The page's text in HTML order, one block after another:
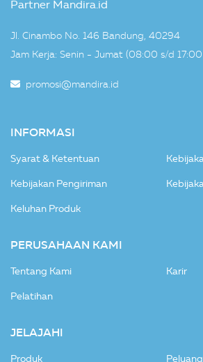
Partner Mandira.id
Jl. Cinambo No. 146 Bandung, 40294
Jam Kerja: Senin - Jumat (08:00 s/d
promosi@mandira.id
INFORMASI
Syarat & Ketentuan
Kebijakan Pengiriman
Keluhan Produk
PERUSAHAAN KAMI
Tentang Kami Karir
Pelatihan
JELAJAHI
Produk